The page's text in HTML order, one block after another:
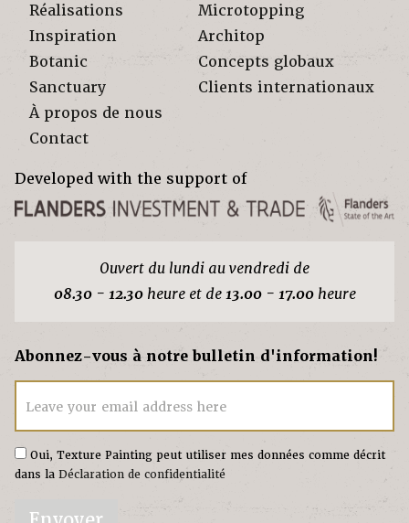
Réalisations
Inspiration
Botanic
Sanctuary
À propos de nous
Contact
Microtopping
Architop
Concepts globaux
Clients internationaux
Developed with the support of
Ouvert du lundi au vendredi de
08.30 - 12.30heure et de13.00 - 17.00heure
Abonnez-vous à notre bulletin d'information!
Leave your email address here
Oui, Texture Painting peut utiliser mes données comme décrit
dans la Déclaration de confidentialité